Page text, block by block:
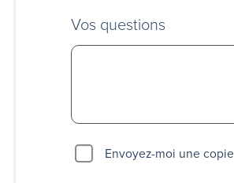
Vos questions
Envoyez-moi une copie